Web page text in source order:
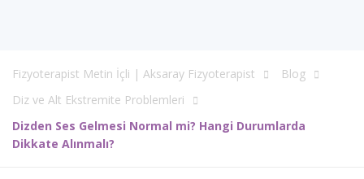
Fizyoterapist Metin İçli | Aksaray Fizyoterapist
Blog
Diz ve Alt Ekstremite Problemleri
Dizden Ses Gelmesi Normal mi? Hangi Durumlarda
Dikkate Alınmalı?